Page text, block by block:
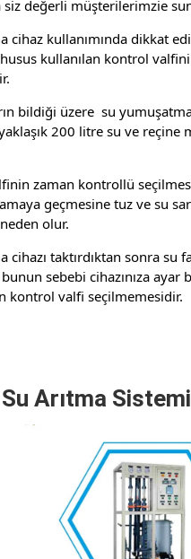
değerli müşterilerimzie
cihaz kullanımında dikkat
kullanılan kontrol
bildiği üzere su
200 litre su ve reçine
zaman kontrollü
geçmesine tuz ve su
olur.
cihazı taktırdıktan sonra su
sebebi cihazınıza ayar
kontrol valfi seçilmemesidir.
Arıtma Sistemi